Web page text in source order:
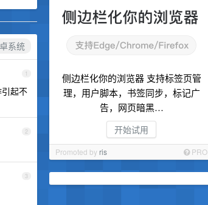
侧边栏化你的浏览器 支持标签页管
理，用户脚本，书签同步，标记广
告，网页暗黑…
开始试用
Promoted by ris PRO
系统
1
起不
2
3